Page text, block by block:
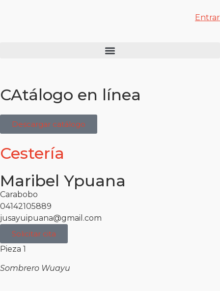
Entrar
CAtálogo en línea
Descargar catálogo
Cestería
Maribel Ypuana
Carabobo
04142105889
jusayuipuana@gmail.com
Solicitar cita
Pieza 1
Sombrero Wuayu